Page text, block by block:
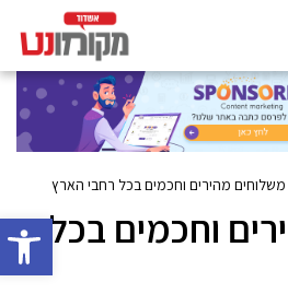
פתח
משלוחים מהירים וחכמים בכל רחבי הארץ
וחכמים בכל